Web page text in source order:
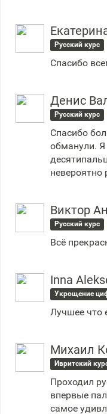
Русский курс
Спасибо
Денис
Русский курс
Спасибо
обманули. Я
невероятно
Виктор
Русский курс
Всё
Inna
Укрощение
Лучшее что
Михаил
Ивритский
Проходил
впервые
самое